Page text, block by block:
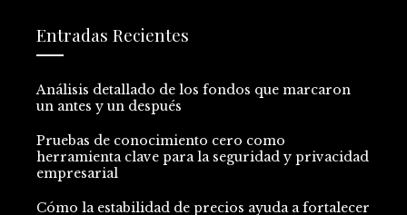
Entradas Recientes
Análisis detallado de los fondos que marcaron
un antes y un después
Pruebas de conocimiento cero como
herramienta clave para la seguridad y privacidad
empresarial
Cómo la estabilidad de precios ayuda a fortalecer